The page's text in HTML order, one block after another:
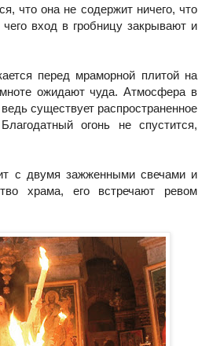
что она не содержит ничего, что
вход в гробницу закрывают и
перед мраморной плитой на
ожидают чуда. Атмосфера в
существует распространенное
огонь не спустится,
с двумя зажженными свечами и
храма, его встречают ревом